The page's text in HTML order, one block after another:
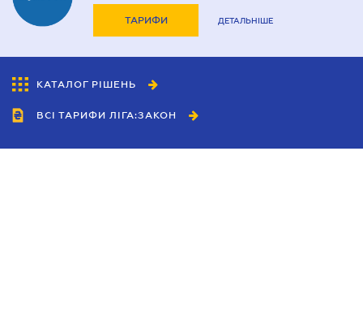
ТАРИФИ ДЕТАЛЬНІШЕ
КАТАЛОГ РІШЕНЬ
ВСІ ТАРИФИ ЛІГА:ЗАКОН